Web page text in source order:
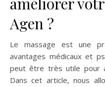
Agen ?
Le massage est une
avantages médicaux et
peut être très utile pour
Dans cet article, nous